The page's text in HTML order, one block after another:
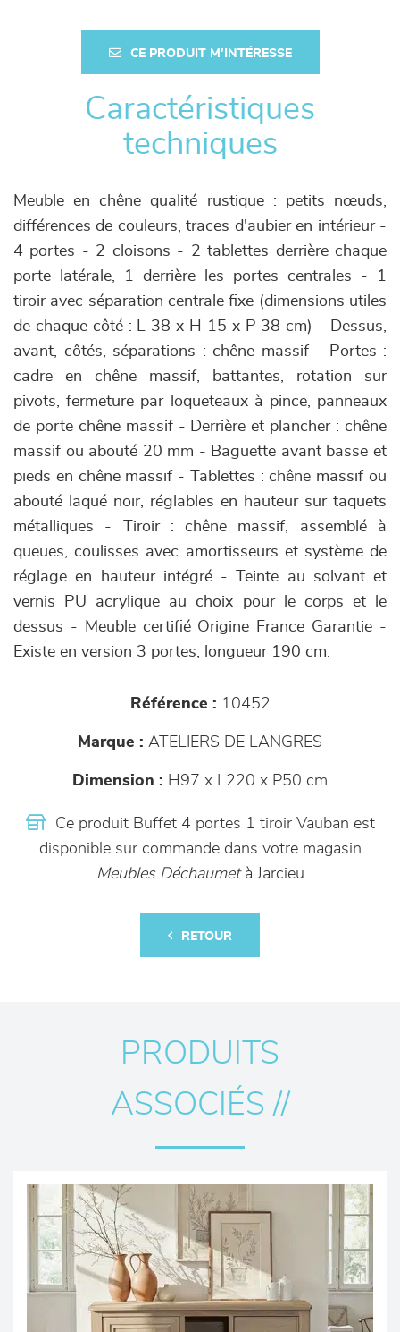
CE PRODUIT M'INTÉRESSE
Caractéristiques
techniques
Meuble en chêne qualité rustique : petits nœuds,
différences de couleurs, traces d'aubier en intérieur -
4 portes - 2 cloisons - 2 tablettes derrière chaque
porte latérale, 1 derrière les portes centrales - 1
tiroir avec séparation centrale fixe (dimensions utiles
de chaque côté : L 38 x H 15 x P 38 cm) - Dessus,
avant, côtés, séparations : chêne massif - Portes :
cadre en chêne massif, battantes, rotation sur
pivots, fermeture par loqueteaux à pince, panneaux
de porte chêne massif - Derrière et plancher : chêne
massif ou abouté 20 mm - Baguette avant basse et
pieds en chêne massif - Tablettes : chêne massif ou
abouté laqué noir, réglables en hauteur sur taquets
métalliques - Tiroir : chêne massif, assemblé à
queues, coulisses avec amortisseurs et système de
réglage en hauteur intégré - Teinte au solvant et
vernis PU acrylique au choix pour le corps et le
dessus - Meuble certifié Origine France Garantie -
Existe en version 3 portes, longueur 190 cm.
Référence : 10452
Marque : ATELIERS DE LANGRES
Dimension : H97 x L220 x P50 cm
Ce produit Buffet 4 portes 1 tiroir Vauban est
disponible sur commande dans votre magasin
Meubles Déchaumetà Jarcieu
RETOUR
PRODUITS
ASSOCIÉS //